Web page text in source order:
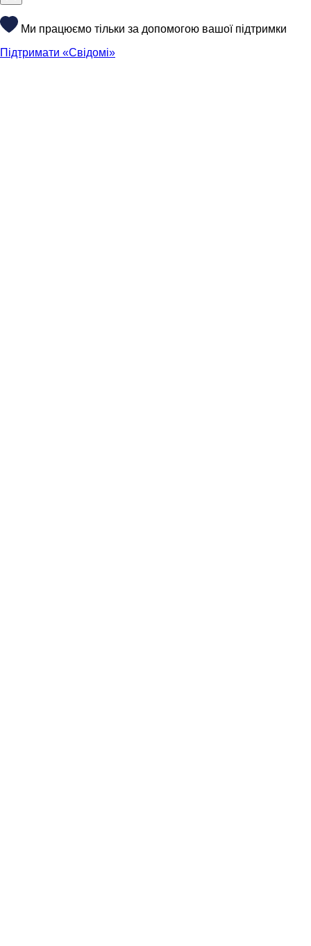
Ми працюємо тільки за допомогою вашої підтримки
Підтримати «Свідомі»